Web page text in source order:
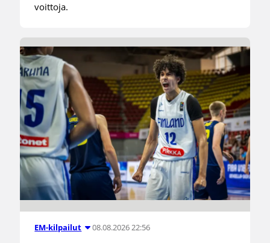
voittoja.
EM-kilpailut 08.08.2026 22:56